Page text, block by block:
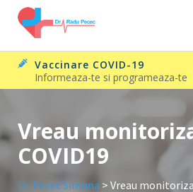
Skip
content
Vaccinare COVID-19
Informeaza-te si programeaza-te
Vreau
COVID19
Dr. Pecec Simona > Vreau